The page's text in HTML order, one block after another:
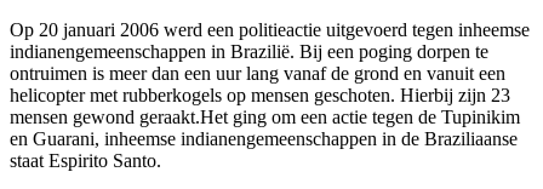
Op 20 januari 2006 werd een politieactie uitgevoerd tegen inheemse
indianengemeenschappen in Brazilië. Bij een poging dorpen te
ontruimen is meer dan een uur lang vanaf de grond en vanuit een
helicopter met rubberkogels op mensen geschoten. Hierbij zijn 23
mensen gewond geraakt.Het ging om een actie tegen de Tupinikim
en Guarani, inheemse indianengemeenschappen in de Braziliaanse
staat Espirito Santo.